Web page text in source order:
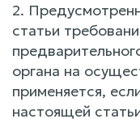
2.
статьи
органа на
применяется,
настоящей